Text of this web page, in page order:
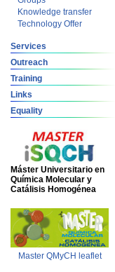
Knowledge transfer
Technology Offer
Services
Outreach
Training
Links
Equality
Máster Universitario en
Química Molecular y
Catálisis Homogénea
Master QMyCH leaflet